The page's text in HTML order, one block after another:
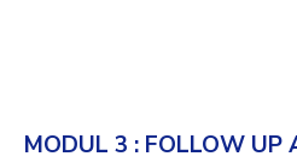
MODUL 3 : FOLLOW UP